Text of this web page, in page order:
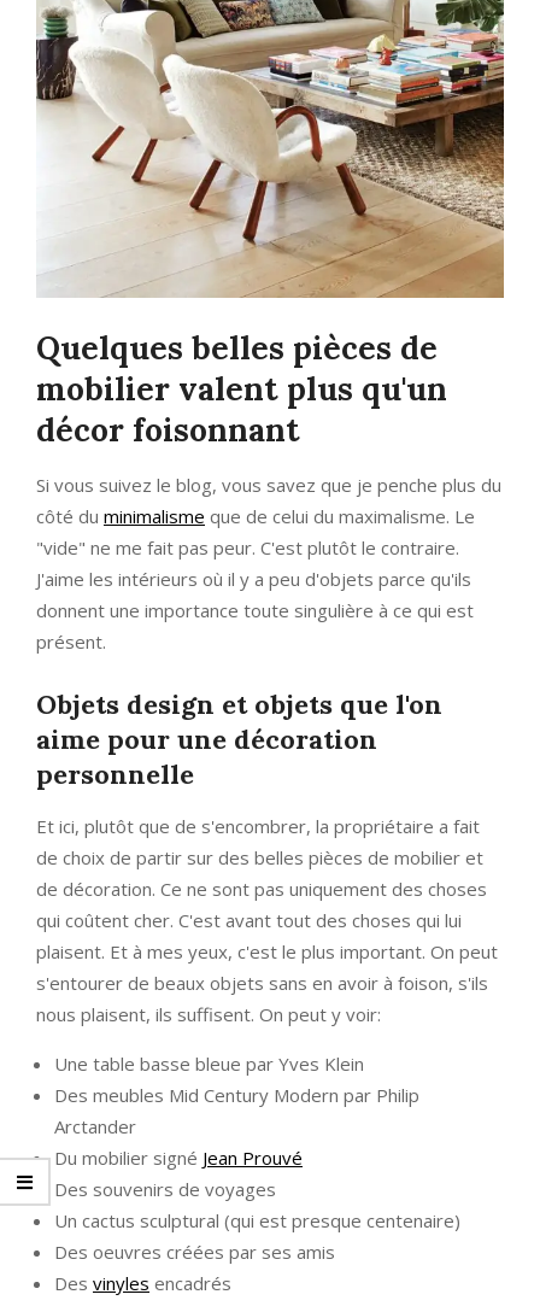
Quelques belles pièces de
mobilier valent plus qu'un
décor foisonnant
Si vous suivez le blog, vous savez que je penche plus du
côté du minimalisme que de celui du maximalisme. Le
"vide" ne me fait pas peur. C'est plutôt le contraire.
J'aime les intérieurs où il y a peu d'objets parce qu'ils
donnent une importance toute singulière à ce qui est
présent.
Objets design et objets que l'on
aime pour une décoration
personnelle
Et ici, plutôt que de s'encombrer, la propriétaire a fait
de choix de partir sur des belles pièces de mobilier et
de décoration. Ce ne sont pas uniquement des choses
qui coûtent cher. C'est avant tout des choses qui lui
plaisent. Et à mes yeux, c'est le plus important. On peut
s'entourer de beaux objets sans en avoir à foison, s'ils
nous plaisent, ils suffisent. On peut y voir:
Une table basse bleue par Yves Klein
Des meubles Mid Century Modern par Philip
Arctander
Du mobilier signé Jean Prouvé
Des souvenirs de voyages
Un cactus sculptural (qui est presque centenaire)
Des oeuvres créées par ses amis
Des vinyles encadrés